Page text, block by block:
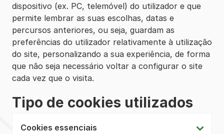
dispositivo (ex. PC, telemóvel) do utilizador e que
permite lembrar as suas escolhas, datas e
percursos anteriores, ou seja, guardam as
preferências do utilizador relativamente à utilização
do site, personalizando a sua experiência, de forma
que não seja necessário voltar a configurar o site
cada vez que o visita.
Tipo de cookies utilizados
Cookies essenciais